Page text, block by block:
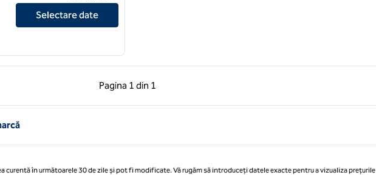
Selectare date
Pagina 1 din 1
Pagina anterioară, 1 din 1
Pagina 1 din 1
curentă în următoarele 30 de zile și pot fi modificate. Vă rugăm să introduceți datele exacte pentru a vizualiza prețurile